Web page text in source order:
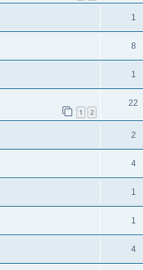
1
8
1
1 2
22
2
4
1
1
4